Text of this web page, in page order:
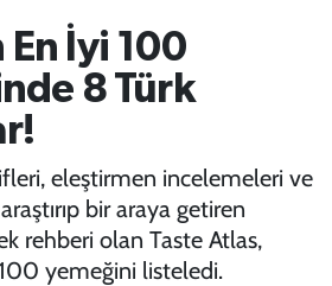
En İyi 100
8 Türk
eleştirmen incelemeleri ve
bir araya getiren
rehberi olan Taste Atlas,
100 yemeğini listeledi.